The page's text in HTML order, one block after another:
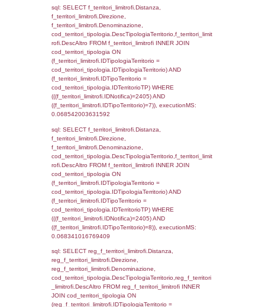
(((f_confini.IDNotifica)=2405));,
0.00063109397888184
sql: SELECT
SEPARATOR '; ') AS DescAltro,
f_territori_limitrofi INNER JOIN
(f_territori_limitrofi.IDTipologiaTerritorio =
cod_territori_tipologia.IDTipologiaTerritorio
f_territori_limitrofi.IDTipoTerritorio =
cod_territori_tipologia.IDTerritorioTP )
((f_territori_limitrofi.IDNotifica) = 2405 ) AND
cod_territori_tipologia.IDTerritorioTP = 1)
executionMS: 0.054873943328857
sql: SELECT f_territori_limitrofi.Distanza,
f_territori_limitrofi.Direzione,
f_territori_limitrofi.DescAltro,
f_territori_limitrofi INNER JOIN
(f_territori_limitrofi.IDTipologiaTerritorio =